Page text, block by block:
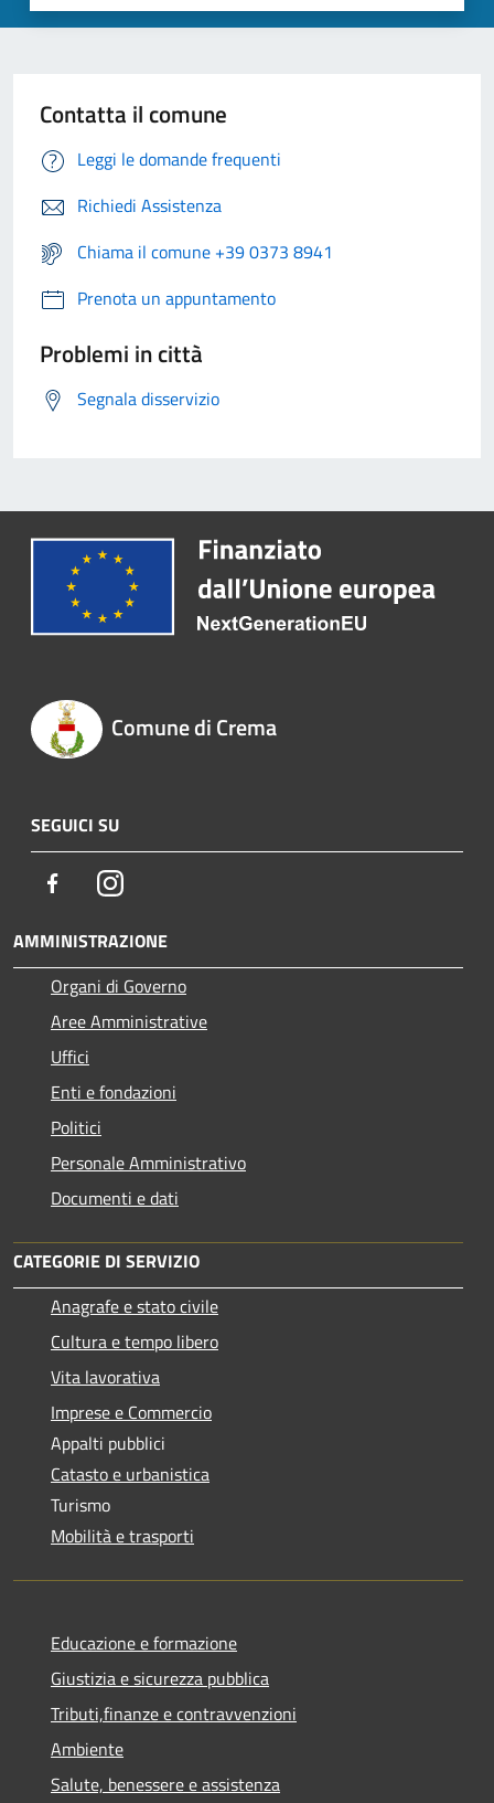
Contatta il comune
Leggi le domande frequenti
Richiedi Assistenza
Chiama il comune +39 0373 8941
Prenota un appuntamento
Problemi in città
Segnala disservizio
Comune di Crema
SEGUICI SU
FacebookInstagram
AMMINISTRAZIONE
Organi di Governo
Aree Amministrative
Uffici
Enti e fondazioni
Politici
Personale Amministrativo
Documenti e dati
CATEGORIE DI SERVIZIO
Anagrafe e stato civile
Cultura e tempo libero
Vita lavorativa
Imprese e Commercio
Appalti pubblici
Catasto e urbanistica
Turismo
Mobilità e trasporti
Educazione e formazione
Giustizia e sicurezza pubblica
Tributi,finanze e contravvenzioni
Ambiente
Salute, benessere e assistenza